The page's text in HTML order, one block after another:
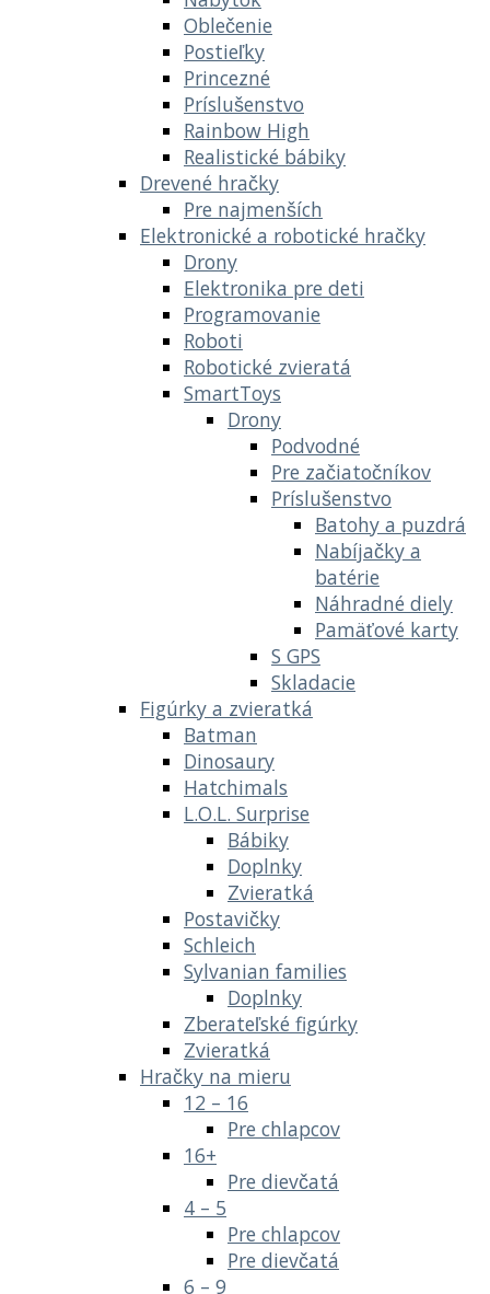
Oblečenie
Postieľky
Princezné
Príslušenstvo
Rainbow High
Realistické bábiky
Drevené hračky
Pre najmenších
Elektronické a robotické hračky
Drony
Elektronika pre deti
Programovanie
Roboti
Robotické zvieratá
SmartToys
Drony
Podvodné
Pre začiatočníkov
Príslušenstvo
Batohy a puzdrá
Nabíjačky a
batérie
Náhradné diely
Pamäťové karty
S GPS
Skladacie
Figúrky a zvieratká
Batman
Dinosaury
Hatchimals
L.O.L. Surprise
Bábiky
Doplnky
Zvieratká
Postavičky
Schleich
Sylvanian families
Doplnky
Zberateľské figúrky
Zvieratká
Hračky na mieru
12 – 16
Pre chlapcov
16+
Pre dievčatá
4 – 5
Pre chlapcov
Pre dievčatá
6 – 9